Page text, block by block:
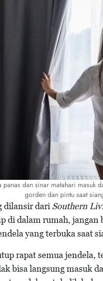
dan sinar matahari masuk
gorden dan pintu saat
dilansir dari Southern
di dalam rumah, jangan
yang terbuka saat
rapat semua jendela,
bisa langsung masuk